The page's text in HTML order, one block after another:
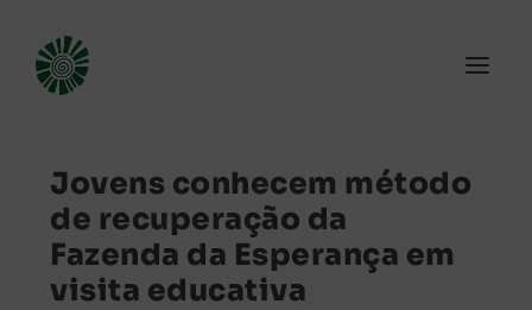
Jovens conhecem método
de recuperação da
Fazenda da Esperança em
visita educativa